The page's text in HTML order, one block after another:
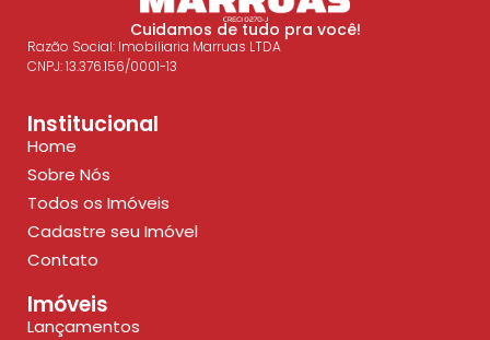
Cuidamos de tudo pra você!
Razão Social: Imobiliaria Marruas LTDA
CNPJ: 13.376.156/0001-13
Institucional
Home
Sobre Nós
Todos os Imóveis
Cadastre seu Imóvel
Contato
Imóveis
Lançamentos